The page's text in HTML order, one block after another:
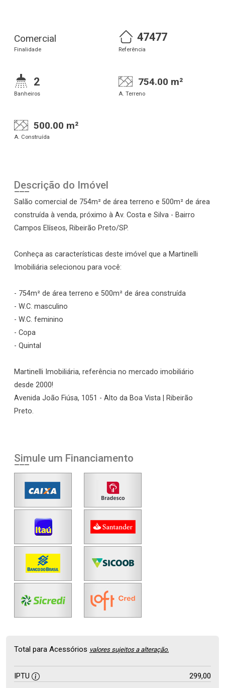
Comercial
Finalidade
47477
Referência
2
Banheiros
754.00 m²
A. Terreno
500.00 m²
A. Construída
Descrição do Imóvel
Salão comercial de 754m² de área terreno e 500m² de área
construída à venda, próximo à Av. Costa e Silva - Bairro
Campos Elíseos, Ribeirão Preto/SP.
Conheça as características deste imóvel que a Martinelli
Imobiliária selecionou para você:
- 754m² de área terreno e 500m² de área construída
- W.C. masculino
- W.C. feminino
- Copa
- Quintal
Martinelli Imobiliária, referência no mercado imobiliário
desde 2000!
Avenida João Fiúsa, 1051 - Alto da Boa Vista | Ribeirão
Preto.
Simule um Financiamento
Total para Acessórios valores sujeitos a alteração.
IPTU
299,00